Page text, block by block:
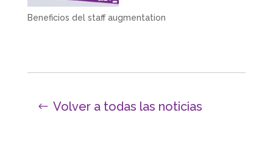
Beneficios del staff augmentation
Volver a todas las noticias